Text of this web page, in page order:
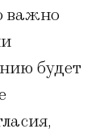
важно
будет